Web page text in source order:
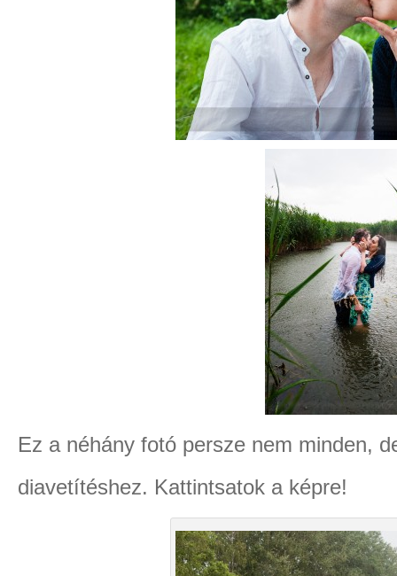
Ez a néhány fotó persze nem minden,
diavetítéshez. Kattintsatok a képre!